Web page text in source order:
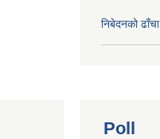
निबेदनको ढाँचा
Poll